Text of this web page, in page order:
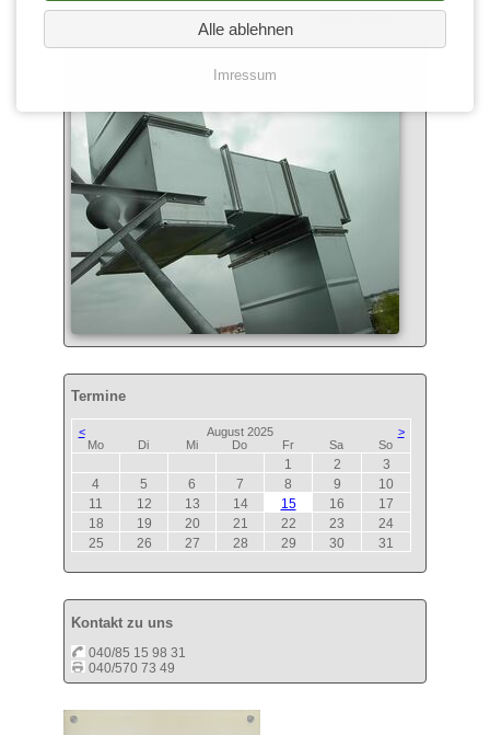
[nach oben]
Termine
< August 2025
>
Montag Dienstag Mittwoch Donnerstag
Freitag Samstag Sonntag
1 2
3
4
5 6 7 8 9
10
11
12 13 14 15 16
17
18
19 20 21 22 23
24
25
26 27 28 29 30 31
Kontakt zu uns
040/85 15 98 31
040/570 73 49
Alle ablehnen
Imressum